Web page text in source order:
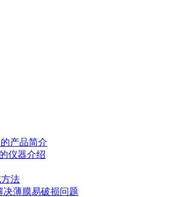
产品简介
仪器介绍
法
薄膜易破损问题